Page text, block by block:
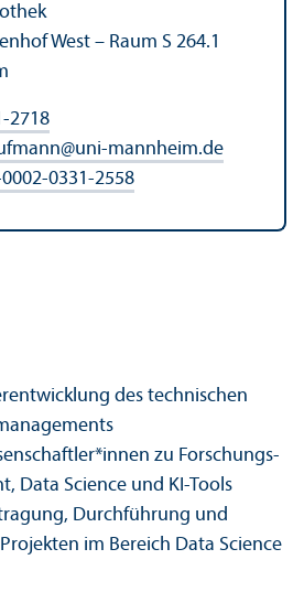
West – Raum S 264.1
2718
@uni-mannheim.de
0331-2558
des technischen
zu Forschungs­
Data Science und KI-Tools
Durchführung und
im Bereich Data Science